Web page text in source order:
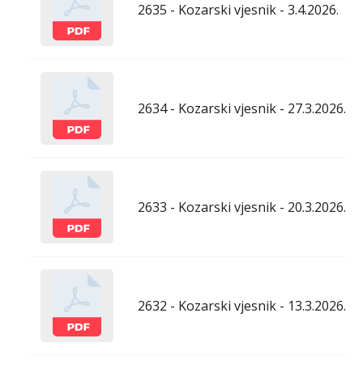
2635 - Kozarski vjesnik - 3.4.2026.
2634 - Kozarski vjesnik - 27.3.2026.
2633 - Kozarski vjesnik - 20.3.2026.
2632 - Kozarski vjesnik - 13.3.2026.